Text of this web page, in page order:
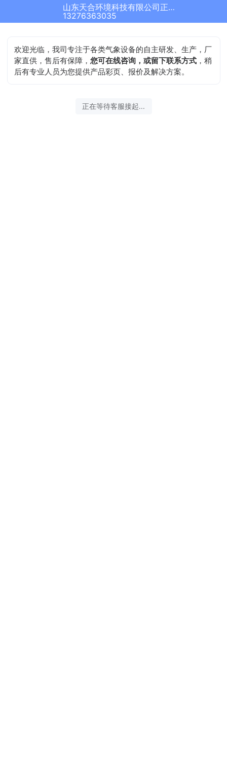
山东天合环境科技有限公司正在为您服务
13276363035
欢迎光临，我司专注于各类气象设备的自主研发、生产，厂
家直供，售后有保障，您可在线咨询，或留下联系方式 ，稍
后有专业人员为您提供产品彩页、报价及解决方案。
正在等待客服接起...